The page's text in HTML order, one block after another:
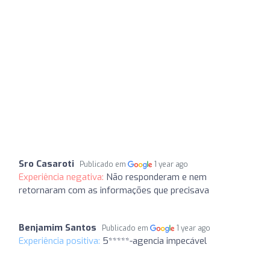
Sro Casaroti Publicado em 1 year ago
Experiência negativa: Não responderam e nem
retornaram com as informações que precisava
Benjamim Santos Publicado em 1 year ago
Experiência positiva: 5*****-agencia impecável